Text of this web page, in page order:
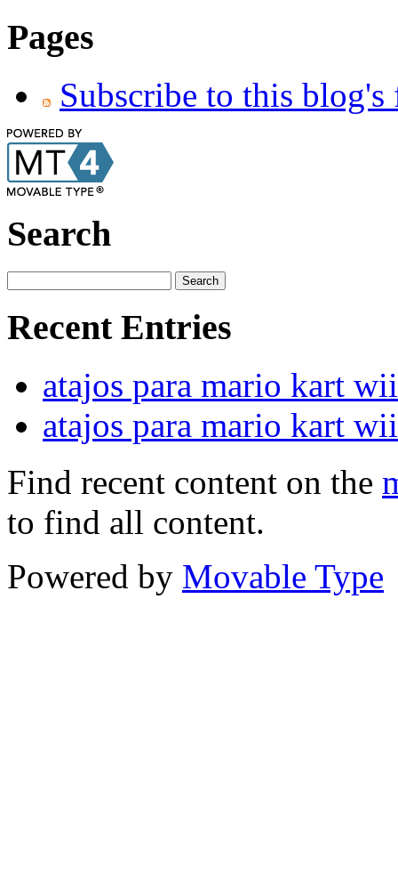
Pages
Subscribe to this blog's
Search
Recent Entries
atajos para mario kart wii
atajos para mario kart wii
Find recent content on the
to find all content.
Powered by Movable Type